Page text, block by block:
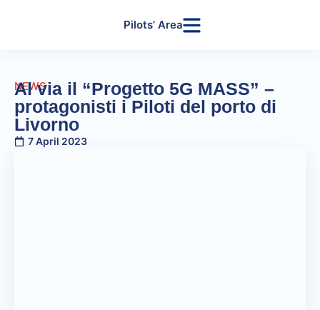
Pilots’ Area
NEWS
Al via il “Progetto 5G MASS” –
protagonisti i Piloti del porto di
Livorno
7 April 2023